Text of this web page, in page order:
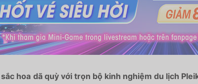
hoa dã quỳ với trọn bộ kinh nghiệm du lịch